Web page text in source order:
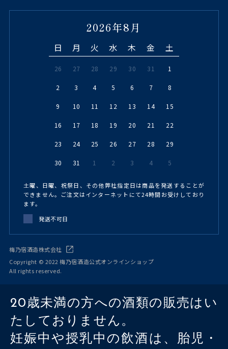
2026年8月
日 月 火 水 木 金 土
26 27 28 29 30 31 1
2 3 4 5 6 7 8
9 10 11 12 13 14 15
16 17 18 19 20 21 22
23 24 25 26 27 28 29
30 31 1 2 3 4 5
土曜、日曜、祝祭日、その他弊社指定日は商品を発送することが
できません。ご注文はインターネットにて24時間お受けしており
ます。
発送不可日
梅乃宿酒造株式会社
Copyright © 2022 梅乃宿酒造公式オンラインショップ
All rights reserved.
20歳未満の方への酒類の販売はい
たしておりません。
妊娠中や授乳中の飲酒は、胎児・